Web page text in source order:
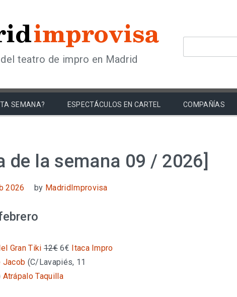
teatro de impro en Madrid
SEMANA? ESPECTÁCULOS EN CARTEL COMPAÑÍAS
de la semana 09 / 2026]
2026 by MadridImprovisa
Gran Tiki 12€6€ Itaca Impro
Jacob (C/Lavapiés, 11
Atrápalo Taquilla